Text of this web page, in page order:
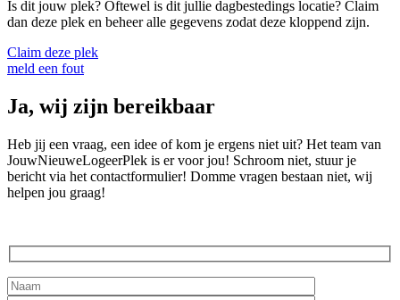
Is dit jouw plek? Oftewel is dit jullie dagbestedings locatie? Claim
dan deze plek en beheer alle gegevens zodat deze kloppend zijn.
Claim deze plek
meld een fout
Ja, wij zijn bereikbaar
Heb jij een vraag, een idee of kom je ergens niet uit? Het team van
JouwNieuweLogeerPlek is er voor jou! Schroom niet, stuur je
bericht via het contactformulier! Domme vragen bestaan niet, wij
helpen jou graag!